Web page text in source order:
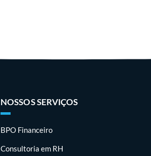
NOSSOS SERVIÇOS
BPO Financeiro
Consultoria em RH